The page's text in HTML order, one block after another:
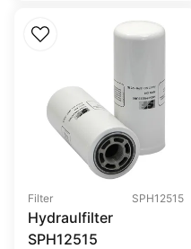
Filter SPH12515
Hydraulfilter
SPH12515